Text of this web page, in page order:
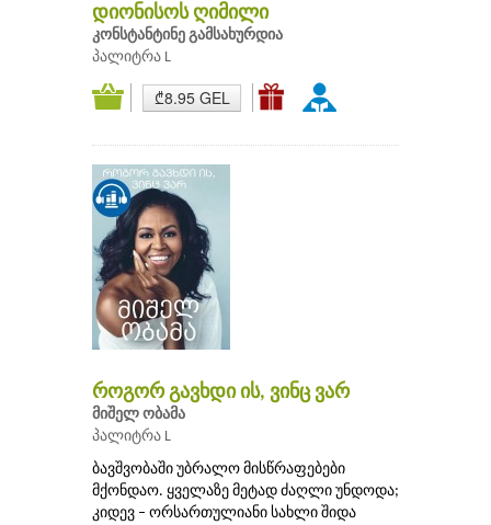
დიონისოს ღიმილი
კონსტანტინე გამსახურდია
პალიტრა L
₾8.95 GEL
როგორ გავხდი ის, ვინც ვარ
მიშელ ობამა
პალიტრა L
ბავშვობაში უბრალო მისწრაფებები
მქონდაო. ყველაზე მეტად ძაღლი უნდოდა;
კიდევ – ორსართულიანი სახლი შიდა